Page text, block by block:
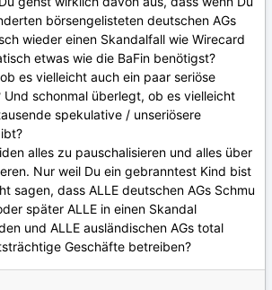
börsengelisteten deutschen AGs
wieder einen Skandalfall wie Wirecard
etwas wie die BaFin benötigst?
es vielleicht auch ein paar seriöse
schonmal überlegt, ob es vielleicht
spekulative / unseriösere
alles zu pauschalisieren und alles über
Nur weil Du ein gebranntest Kind bist
sagen, dass ALLE deutschen AGs Schmu
später ALLE in einen Skandal
und ALLE ausländischen AGs total
Geschäfte betreiben?